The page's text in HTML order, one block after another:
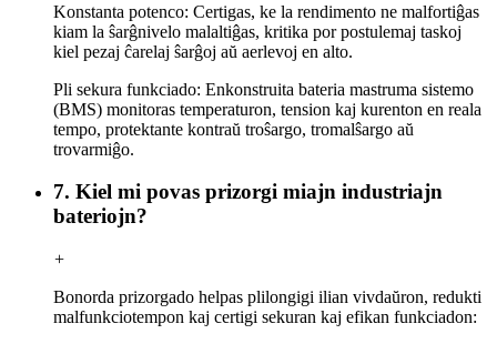
Konstanta potenco: Certigas, ke la rendimento ne malfortiĝas
kiam la ŝarĝnivelo malaltiĝas, kritika por postulemaj taskoj
kiel pezaj ĉarelaj ŝarĝoj aŭ aerlevoj en alto.
Pli sekura funkciado: Enkonstruita bateria mastruma sistemo
(BMS) monitoras temperaturon, tension kaj kurenton en reala
tempo, protektante kontraŭ troŝargo, tromalŝargo aŭ
trovarmiĝo.
7. Kiel mi povas prizorgi miajn industriajn
bateriojn?
+
Bonorda prizorgado helpas plilongigi ilian vivdaŭron, redukti
malfunkciotempon kaj certigi sekuran kaj efikan funkciadon: